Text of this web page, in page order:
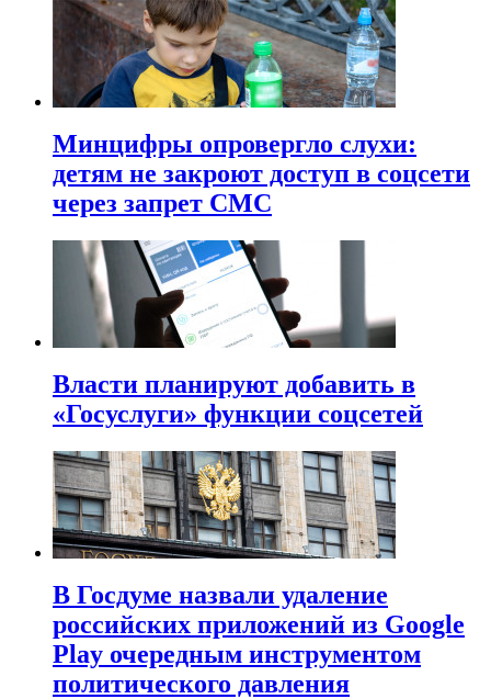
Минцифры опровергло слухи:
детям не закроют доступ в соцсети
через запрет СМС
Власти планируют добавить в
«Госуслуги» функции соцсетей
В Госдуме назвали удаление
российских приложений из Google
Play очередным инструментом
политического давления